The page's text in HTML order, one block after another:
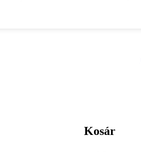
Kosár